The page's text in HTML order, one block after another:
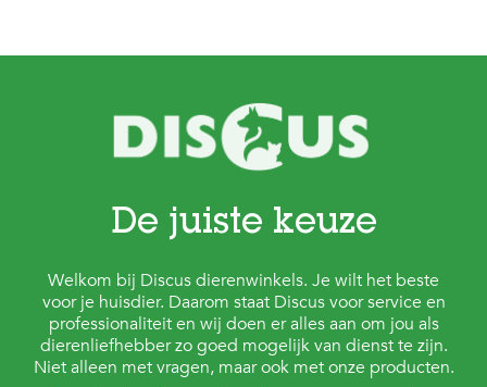
De juiste keuze
Welkom bij Discus dierenwinkels. Je wilt het beste
voor je huisdier. Daarom staat Discus voor service en
professionaliteit en wij doen er alles aan om jou als
dierenliefhebber zo goed mogelijk van dienst te zijn.
Niet alleen met vragen, maar ook met onze producten.